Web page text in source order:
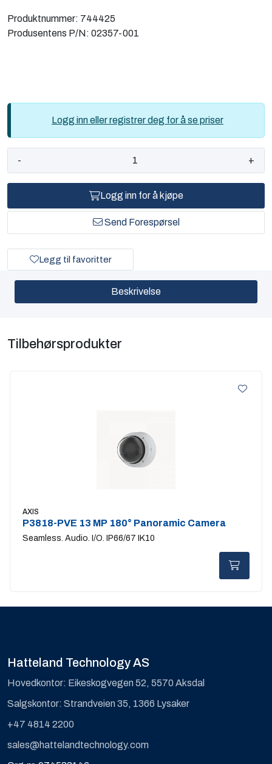
Produktnummer: 744425
Produsentens P/N: 02357-001
Logg inn eller registrer deg for å se priser
- +
Logg inn for å kjøpe
Send Forespørsel
Legg til favoritter
Beskrivelse
Tilbehørsprodukter
AXIS
P3818-PVE 13 MP 180° Panoramic Camera
Seamless. Audio. I/O. IP66/67 IK10
Hatteland Technology AS
Hovedkontor: Eikeskogvegen 52, 5570 Aksdal
Salgskontor: Strandveien 35, 1366 Lysaker
+47 4814 2200
sales@hattelandtechnology.com